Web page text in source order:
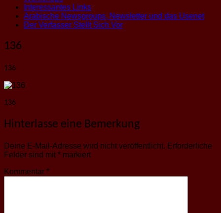
Interessantes Links
Arabische Newsgroups, Newsletter und das Usenet
Der Verfasser Stellt Sich Vor
136
136
136
Hinterlasse eine Bemerkung
Deine E-Mail-Adresse wird nicht veröffentlicht. Erforderliche
Felder sind mit * markiert
Kommentar *